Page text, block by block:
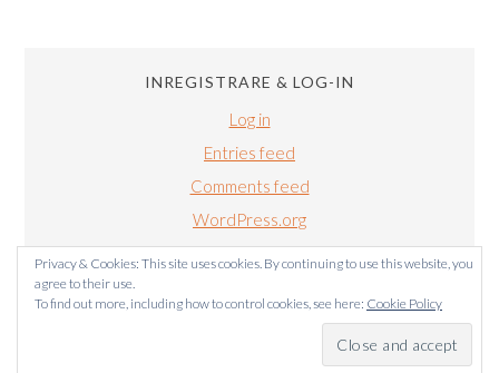
INREGISTRARE & LOG-IN
Log in
Entries feed
Comments feed
WordPress.org
BUCATARIALUIRADU.COM COPYRIGHT © 2011-2024. TOATE
Privacy & Cookies: This site uses cookies. By continuing to use this website, you
agree to their use.
To find out more, including how to control cookies, see here: Cookie Policy